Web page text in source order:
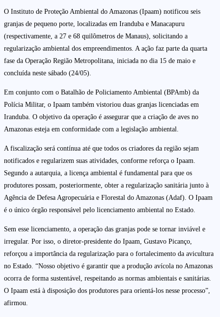
O Instituto de Proteção Ambiental do Amazonas (Ipaam) notificou seis
granjas de pequeno porte, localizadas em Iranduba e Manacapuru
(respectivamente, a 27 e 68 quilômetros de Manaus), solicitando a
regularização ambiental dos empreendimentos. A ação faz parte da quarta
fase da Operação Região Metropolitana, iniciada no dia 15 de maio e
concluída neste sábado (24/05).
Em conjunto com o Batalhão de Policiamento Ambiental (BPAmb) da
Polícia Militar, o Ipaam também vistoriou duas granjas licenciadas em
Iranduba. O objetivo da operação é assegurar que a criação de aves no
Amazonas esteja em conformidade com a legislação ambiental.
A fiscalização será contínua até que todos os criadores da região sejam
notificados e regularizem suas atividades, conforme reforça o Ipaam.
Segundo a autarquia, a licença ambiental é fundamental para que os
produtores possam, posteriormente, obter a regularização sanitária junto à
Agência de Defesa Agropecuária e Florestal do Amazonas (Adaf). O Ipaam
é o único órgão responsável pelo licenciamento ambiental no Estado.
Sem esse licenciamento, a operação das granjas pode se tornar inviável e
irregular. Por isso, o diretor-presidente do Ipaam, Gustavo Picanço,
reforçou a importância da regularização para o fortalecimento da avicultura
no Estado. “Nosso objetivo é garantir que a produção avícola no Amazonas
ocorra de forma sustentável, respeitando as normas ambientais e sanitárias.
O Ipaam está à disposição dos produtores para orientá-los nesse processo”,
afirmou.